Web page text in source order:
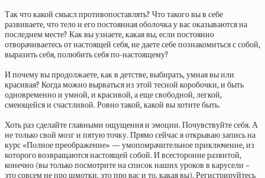
Так что какой смысл противопоставлять? Что такого вы в себе
развиваете, что тело и его постоянная оболочка у вас оказываются на
последнем месте? Как вы узнаете, какая вы, если постоянно
отворачиваетесь от настоящей себя, не даете себе познакомиться с собой,
выразить себя, полюбить себя по-настоящему?
И почему вы продолжаете, как в детстве, выбирать, умная вы или
красивая? Когда можно вырваться из этой тесной коробочки, и быть
одновременно и умной, и красивой, а еще свободной, легкой,
смеющейся и счастливой. Ровно такой, какой вы хотите быть.
Хоть раз сделайте главными ощущения и эмоции. Почувствуйте себя. А
не только свой мозг и пятую точку. Прямо сейчас я открываю запись на
курс «Полное преображение» — умопомрачительное приключение, из
которого возвращаются настоящей собой. И всесторонне развитой,
конечно (вы только посмотрите на список наших уроков в карусели –
это совсем не про шмотки, это про вас и то, какая вы). Регистрируйтесь